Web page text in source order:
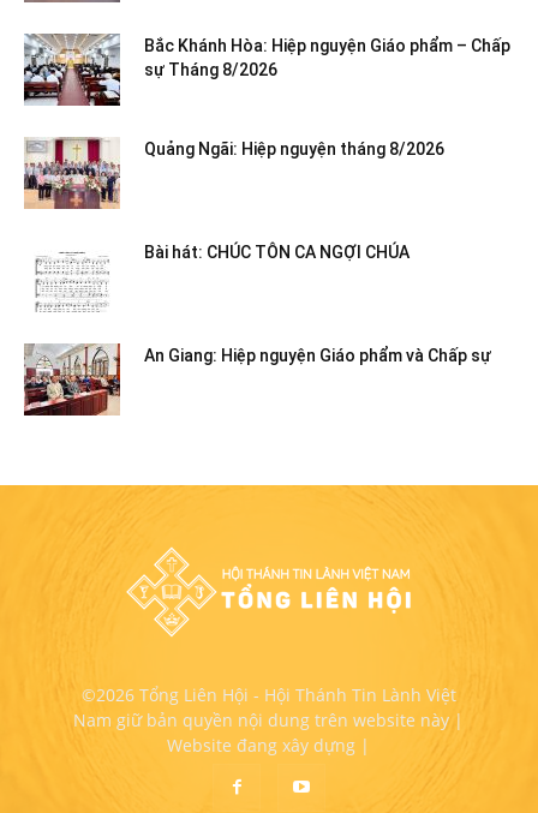
Bắc Khánh Hòa: Hiệp nguyện Giáo phẩm – Chấp
sự Tháng 8/2026
Quảng Ngãi: Hiệp nguyện tháng 8/2026
Bài hát: CHÚC TÔN CA NGỢI CHÚA
An Giang: Hiệp nguyện Giáo phẩm và Chấp sự
©2026 Tổng Liên Hội - Hội Thánh Tin Lành Việt
Nam giữ bản quyền nội dung trên website này |
Website đang xây dựng |